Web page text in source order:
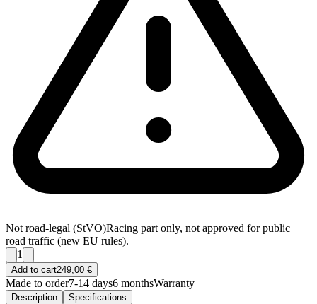
Not road-legal (StVO)Racing part only, not approved for public
road traffic (new EU rules).
1
Add to cart249,00 €
Made to order7-14 days6 monthsWarranty
Description Specifications